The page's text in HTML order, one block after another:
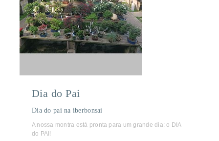
Dia do Pai
Dia do pai na iberbonsai
A nossa montra está pronta para um grande dia: o DIA
do PAI!